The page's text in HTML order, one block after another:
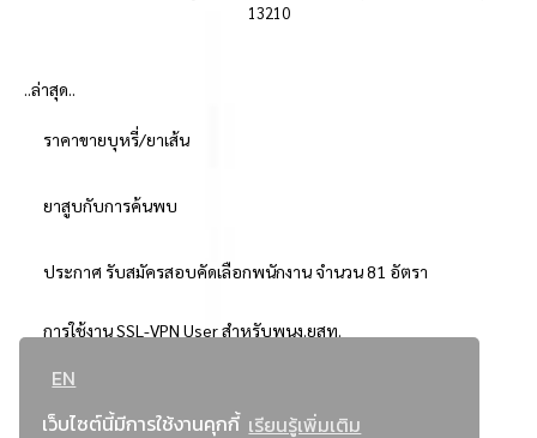
EN
เว็บไซต์นี้มีการใช้งานคุกกี้ เรียนรู้เพิ่มเติม
13210
..ล่าสุด..
ราคาขายบุหรี่/ยาเส้น
ยาสูบกับการค้นพบ
ประกาศ รับสมัครสอบคัดเลือกพนักงาน จำนวน 81 อัตรา
การใช้งาน SSL-VPN User สำหรับพนง.ยสท.
..ยอดนิยม..